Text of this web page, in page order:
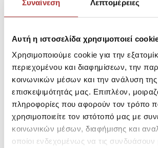
Συναίνεση Λεπτομέρειες
Αυτή η ιστοσελίδα χρησιμοποιεί
Χρησιμοποιούμε cookie για την
περιεχομένου και διαφημίσεων, την
κοινωνικών μέσων και την ανάλυση της
επισκεψιμότητάς μας. Επιπλέον,
πληροφορίες που αφορούν τον τρόπο
χρησιμοποιείτε τον ιστότοπό μας με
κοινωνικών μέσων, διαφήμισης και
οποίοι ενδεχομένως να τις συνδυάσουν
Επιστροφές Προϊόντων
Ίδια κατηγορία Ίδιο Brand
LAPIN HOUSE Βρεφική
Ζακέτα Πλεκτή
39,00€